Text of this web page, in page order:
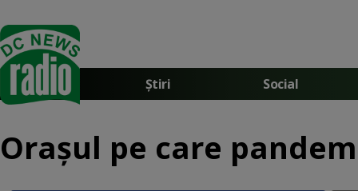
Știri Social
Orașul pe care